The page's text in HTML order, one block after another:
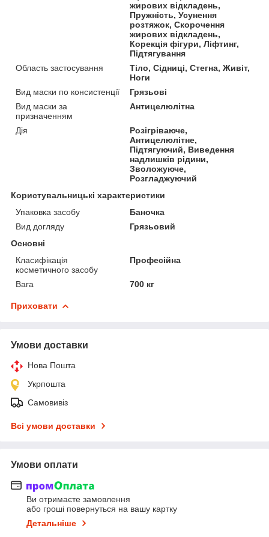
жирових відкладень,
Пружність, Усунення
розтяжок, Скорочення
жирових відкладень,
Корекція фігури, Ліфтинг,
Підтягування
Область застосування
Тіло, Сідниці, Стегна, Живіт,
Ноги
Вид маски по консистенції
Грязьові
Вид маски за
призначенням
Антицелюлітна
Дія
Розігріваюче,
Антицелюлітне,
Підтягуючий, Виведення
надлишків рідини,
Зволожуюче,
Розгладжуючий
Користувальницькі характеристики
Упаковка засобу
Баночка
Вид догляду
Грязьовий
Основні
Класифікація
косметичного засобу
Професійна
Вага 700 кг
Приховати
Умови доставки
Нова Пошта
Укрпошта
Самовивіз
Всі умови доставки
Умови оплати
Ви отримаєте замовлення
або гроші повернуться на вашу картку
Детальніше